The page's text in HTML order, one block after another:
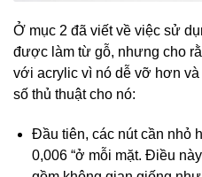
Ở mục 2 đã viết về việc sử
được làm từ gỗ, nhưng cho
với acrylic vì nó dễ vỡ hơn
số thủ thuật cho nó:
Đầu tiên, các nút cần nhỏ
0,006 “ở mỗi mặt. Điều